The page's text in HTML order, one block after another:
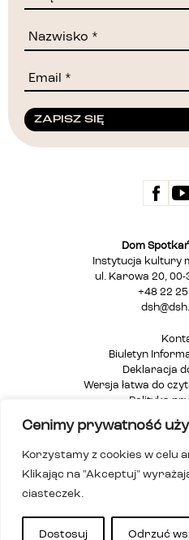
Cenimy prywatność
Korzystamy z cookies w celu
Klikając na "Akceptuj"
ciasteczek.
Dostosuj Odrzuć
ZAPISZ SIĘ
Dom
Instytucja kultury
ul. Karowa 20,
+48 22
Biuletyn
Deklaracja
Wersja łatwa do
Polityka
Mapa